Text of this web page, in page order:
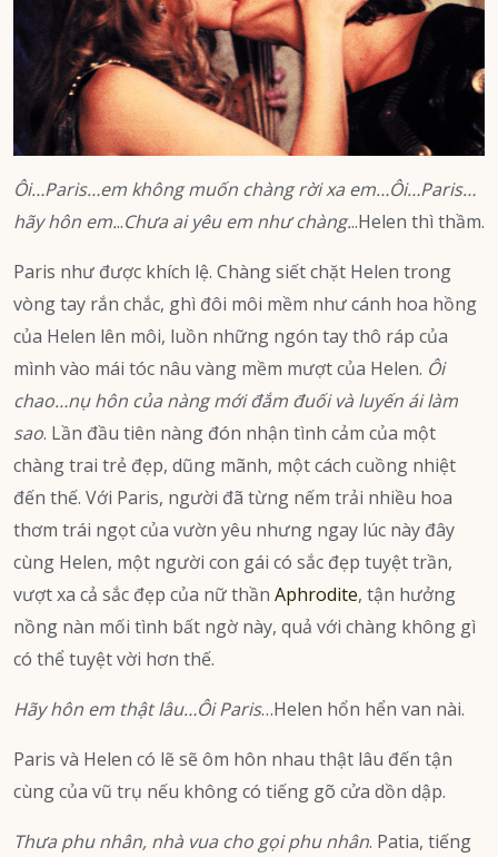
Ôi…Paris…em không muốn chàng rời xa em…Ôi…Paris…
hãy hôn em...Chưa ai yêu em như chàng...Helen thì thầm.
Paris như được khích lệ. Chàng siết chặt Helen trong
vòng tay rắn chắc, ghì đôi môi mềm như cánh hoa hồng
của Helen lên môi, luồn những ngón tay thô ráp của
mình vào mái tóc nâu vàng mềm mượt của Helen. Ôi
chao…nụ hôn của nàng mới đắm đuối và luyến ái làm
sao. Lần đầu tiên nàng đón nhận tình cảm của một
chàng trai trẻ đẹp, dũng mãnh, một cách cuồng nhiệt
đến thế. Với Paris, người đã từng nếm trải nhiều hoa
thơm trái ngọt của vườn yêu nhưng ngay lúc này đây
cùng Helen, một người con gái có sắc đẹp tuyệt trần,
vượt xa cả sắc đẹp của nữ thần Aphrodite, tận hưởng
nồng nàn mối tình bất ngờ này, quả với chàng không gì
có thể tuyệt vời hơn thế.
Hãy hôn em thật lâu…Ôi Paris…Helen hổn hển van nài.
Paris và Helen có lẽ sẽ ôm hôn nhau thật lâu đến tận
cùng của vũ trụ nếu không có tiếng gõ cửa dồn dập.
Thưa phu nhân, nhà vua cho gọi phu nhân. Patia, tiếng